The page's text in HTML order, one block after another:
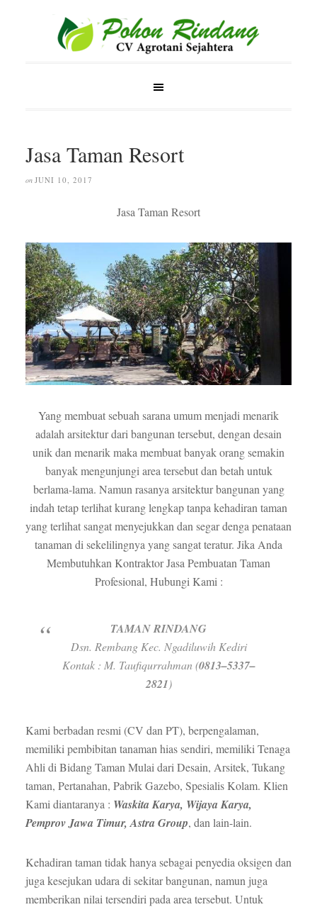
Jasa Taman Resort
on JUNI 10, 2017
Jasa Taman Resort
Yang membuat sebuah sarana umum menjadi menarik
adalah arsitektur dari bangunan tersebut, dengan desain
unik dan menarik maka membuat banyak orang semakin
banyak mengunjungi area tersebut dan betah untuk
berlama-lama. Namun rasanya arsitektur bangunan yang
indah tetap terlihat kurang lengkap tanpa kehadiran taman
yang terlihat sangat menyejukkan dan segar denga penataan
tanaman di sekelilingnya yang sangat teratur. Jika Anda
Membutuhkan Kontraktor Jasa Pembuatan Taman
Profesional, Hubungi Kami :
TAMAN RINDANG
Dsn. Rembang Kec. Ngadiluwih Kediri
Kontak : M. Taufiqurrahman (0813–5337–
2821)
Kami berbadan resmi (CV dan PT), berpengalaman,
memiliki pembibitan tanaman hias sendiri, memiliki Tenaga
Ahli di Bidang Taman Mulai dari Desain, Arsitek, Tukang
taman, Pertanahan, Pabrik Gazebo, Spesialis Kolam. Klien
Kami diantaranya : Waskita Karya, Wijaya Karya,
Pemprov Jawa Timur, Astra Group, dan lain-lain.
Kehadiran taman tidak hanya sebagai penyedia oksigen dan
juga kesejukan udara di sekitar bangunan, namun juga
memberikan nilai tersendiri pada area tersebut. Untuk